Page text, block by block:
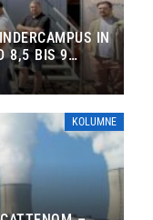
IN
8,5 BIS 9
KOLUMNE